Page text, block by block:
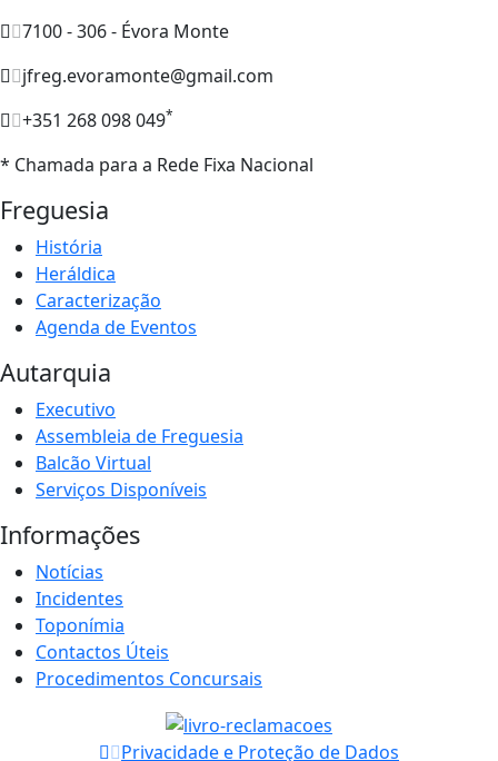
7100 - 306 - Évora Monte
jfreg.evoramonte@gmail.com
+351 268 098 049*
* Chamada para a Rede Fixa Nacional
Freguesia
História
Heráldica
Caracterização
Agenda de Eventos
Autarquia
Executivo
Assembleia de Freguesia
Balcão Virtual
Serviços Disponíveis
Informações
Notícias
Incidentes
Toponímia
Contactos Úteis
Procedimentos Concursais
Privacidade e Proteção de Dados